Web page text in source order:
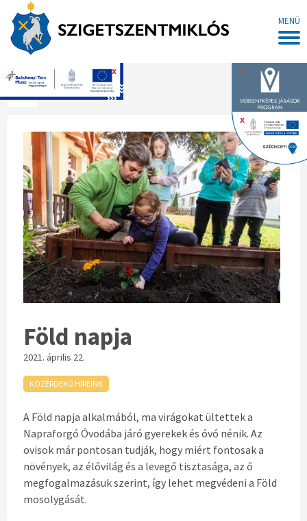
MENÜ
x
x
x
Főoldal
Föld napja
2021. április 22.
KÖZÉRDEKŰ HÍREINK
A Föld napja alkalmából, ma virágokat ültettek a
Napraforgó Óvodába járó gyerekek és óvó nénik. Az
ovisok már pontosan tudják, hogy miért fontosak a
növények, az élővilág és a levegő tisztasága, az ő
megfogalmazásuk szerint, így lehet megvédeni a Föld
mosolygását.